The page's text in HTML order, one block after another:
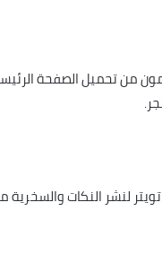
من تحميل الصفحة
لنشر النكات